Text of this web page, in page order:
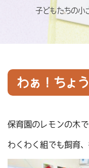
子どもたちの小
わぁ！ちょ
保育園のレモンの木
わくわく組でも飼育